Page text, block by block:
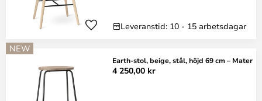
Leveranstid: 10 - 15 arbetsdagar
NEW
Earth-stol, beige, stål, höjd 69 cm – Mater
4 250,00 kr